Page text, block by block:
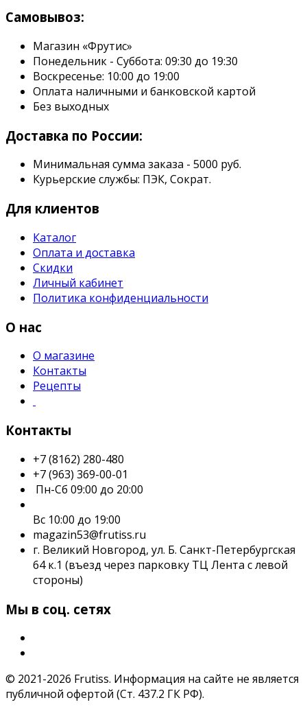
Самовывоз:
Магазин «Фрутис»
Понедельник - Суббота: 09:30 до 19:30
Воскресенье: 10:00 до 19:00
Оплата наличными и банковской картой
Без выходных
Доставка по России:
Минимальная сумма заказа - 5000 руб.
Курьерские службы: ПЭК, Сократ.
Для клиентов
Каталог
Оплата и доставка
Скидки
Личный кабинет
Политика конфиденциальности
О нас
О магазине
Контакты
Рецепты
Контакты
+7 (8162) 280-480
+7 (963) 369-00-01
Пн-Сб 09:00 до 20:00
Вс 10:00 до 19:00
magazin53@frutiss.ru
г. Великий Новгород, ул. Б. Санкт-Петербургская
64 к.1 (въезд через парковку ТЦ Лента с левой
стороны)
Мы в соц. сетях
© 2021-2026 Frutiss. Информация на сайте не является
публичной офертой (Ст. 437.2 ГК РФ).